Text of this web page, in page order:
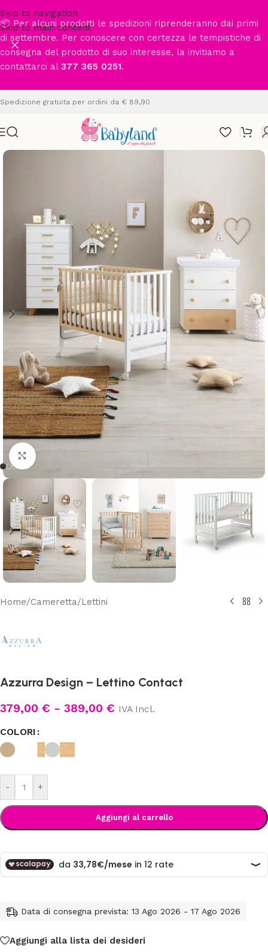
Skip to navigation
Skip to main content
📦 Per alcuni prodotti le spedizioni riprenderanno dai primi
di settembre. Per conoscere con certezza le tempistiche di
consegna del prodotto di suo interesse, la invitiamo a
contattarci al 377 365 0251.
Spedizione gratuita per ordini da € 89,90
Clicca per ingrandire
Home/Cameretta/Lettini
Azzurra Design – Lettino Contact
379,00 € - 389,00 € IVA Incl.
COLORI
- +
Aggiungi al carrello
Data di consegna prevista: 13 Ago 2026 - 17 Ago 2026
Aggiungi alla lista dei desideri